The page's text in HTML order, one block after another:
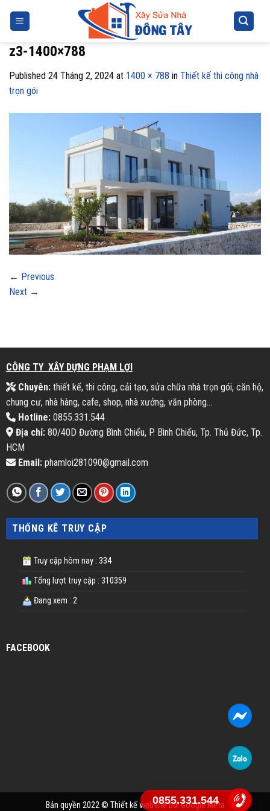
z3-1400×788
Published 24 Tháng 2, 2024 at 1400 × 788 in Thiết kế thi công nhà
trọn gói
← Previous
Next →
CÔNG TY XÂY DỰNG PHẠM LỢI
Chuyên:thiết kế, thi công, cải tạo, sửa chữa nhà trọn gói, căn hộ,
chung cư, nhà hàng, cafe, shop, nhà xưởng, văn phòng...
Hotline:0855.331.544
Địa chỉ:80/40D Đường Bình Chiểu, P. Bình Chiểu, Tp. Thủ Đức, Tp.
HCM
Email:phamloi281090@gmail.com
THỐNG KÊ TRUY CẬP
Truy cập hôm nay : 334
Tổng lượt truy cập : 310359
Đang xem : 2
FACEBOOK
Bản quyền 2022 © Thiết kế websitebởi Google Meta
0855.331.544